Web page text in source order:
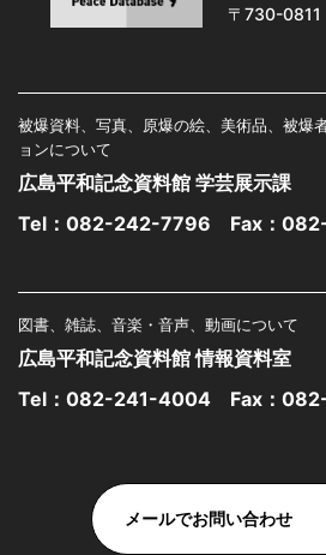
〒730-0811
被爆資料、写真、原爆の絵、美術品、被爆
ョンについて
広島平和記念資料館 学芸展示課
Tel： 082-242-7796 Fax：
図書、雑誌、音楽・音声、動画について
広島平和記念資料館 情報資料室
Tel： 082-241-4004 Fax：
メールでお問い合わせ